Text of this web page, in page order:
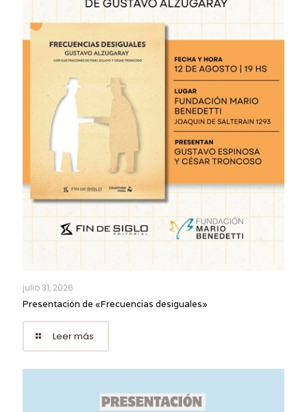
julio 31, 2026
Presentación de «Frecuencias desiguales»
Leer más